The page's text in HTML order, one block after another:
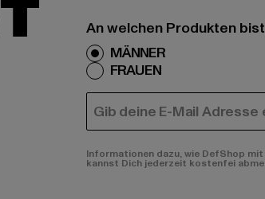
An welchen Produkten
MÄNNER
FRAUEN
E-MAIL
Informationen dazu, wie DefShop
kannst Dich jederzeit kostenfei